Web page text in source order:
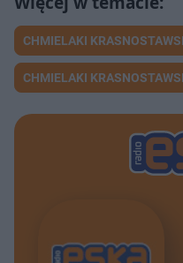
CHMIELAKI
CHMIELAKI